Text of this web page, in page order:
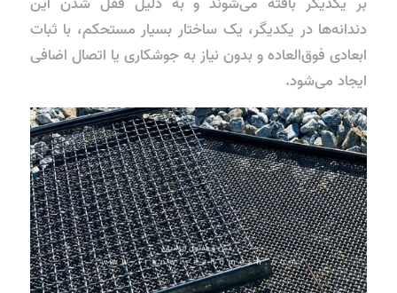
دندانه‌ها در یکدیگر، یک ساختار بسیار مستحکم، با ثبات
ابعادی فوق‌العاده و بدون نیاز به جوشکاری یا اتصال اضافی
ایجاد می‌شود.